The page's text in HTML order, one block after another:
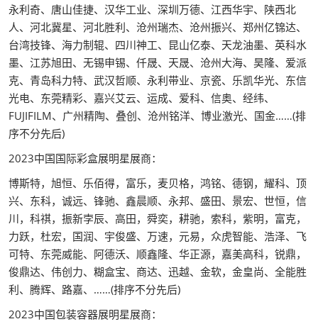
永利奇、唐山佳捷、汉华工业、深圳万德、江西华宇、陕西北
人、河北冀星、河北胜利、沧州瑞杰、沧州振兴、郑州亿锦达、
台湾技锋、海力制辊、四川神工、昆山亿泰、天龙油墨、英科水
墨、江苏旭田、无锡申锡、仟晟、天晟、沧州大海、昊隆、爱派
克、青岛科力特、武汉哲顺、永利带业、京瓷、乐凯华光、东信
光电、东莞精彩、嘉兴艾云、运成、爱科、信奥、经纬、
FUJIFILM、广州精陶、叠创、沧州铭洋、博业激光、国金……(排
序不分先后)
2023中国国际彩盒展明星展商：
博斯特，旭恒、乐佰得，富乐，麦贝格，鸿铭、德钢，耀科、顶
兴、东科，诚远、锋驰、鑫晨顺、永邦、盛田、景宏、世恒，信
川，科祺，振新孛辰、高田，舜奕，耕驰，索科，紫明，富克，
力跃，杜宏，国润、宇俊盛、万速，元易，众虎智能、浩泽、飞
可特、东莞威能、阿德沃、顺鑫隆、华正源，嘉美高科，锐鼎，
俊鼎达、伟创力、糊盒宝、商达、迅越、金软，金皇尚、全能胜
利、腾辉、路嘉、……(排序不分先后)
2023中国包装容器展明星展商：